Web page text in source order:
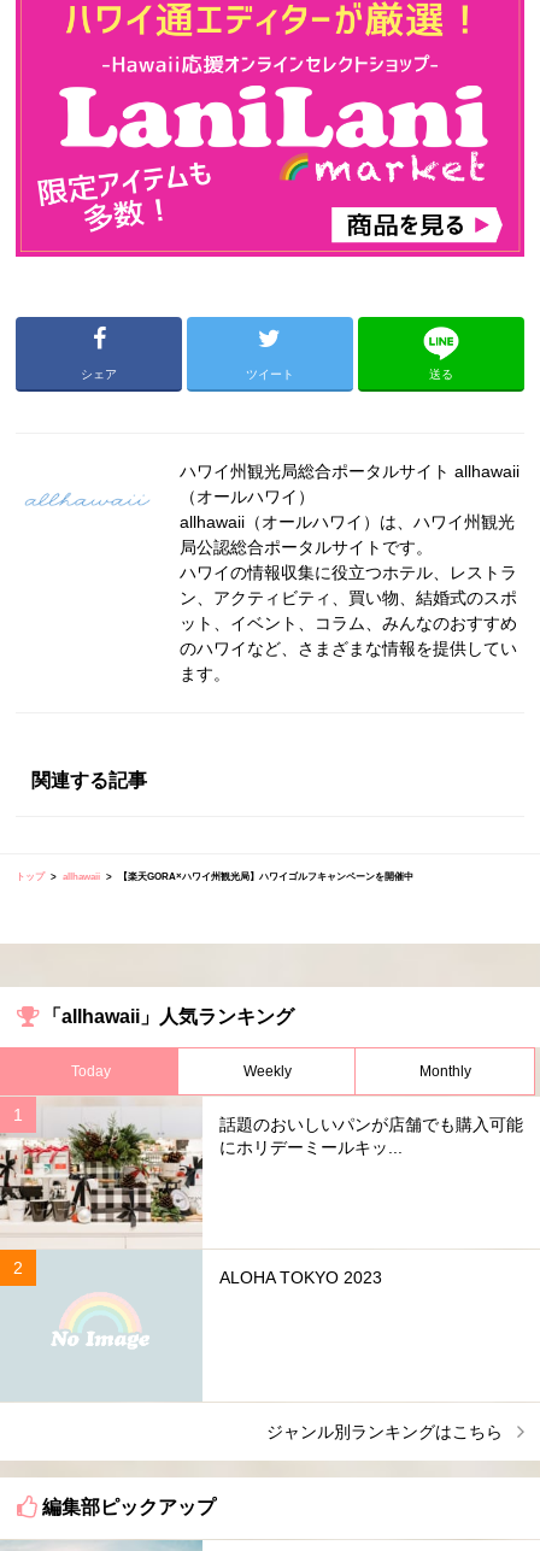
シェア ツイート 送る
ハワイ州観光局総合ポータルサイト allhawaii
（オールハワイ）
allhawaii（オールハワイ）は、ハワイ州観光
局公認総合ポータルサイトです。
ハワイの情報収集に役立つホテル、レストラ
ン、アクティビティ、買い物、結婚式のスポ
ット、イベント、コラム、みんなのおすすめ
のハワイなど、さまざまな情報を提供してい
ます。
関連する記事
トップ allhawaii 【楽天GORA×ハワイ州観光局】ハワイゴルフキャンペーンを開催中
「allhawaii」人気ランキング
Today Weekly Monthly
話題のおいしいパンが店舗でも購入可能
にホリデーミールキッ...
ALOHA TOKYO 2023
ジャンル別ランキングはこちら
編集部ピックアップ